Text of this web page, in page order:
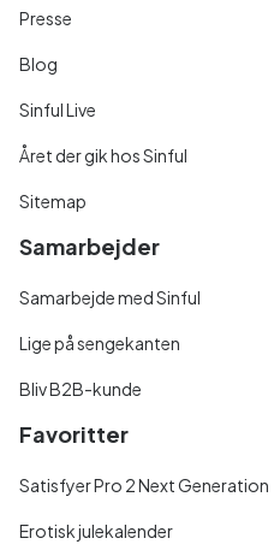
Presse
Blog
Sinful Live
Året der gik hos Sinful
Sitemap
Samarbejder
Samarbejde med Sinful
Lige på sengekanten
Bliv B2B-kunde
Favoritter
Satisfyer Pro 2 Next Generation
Erotisk julekalender